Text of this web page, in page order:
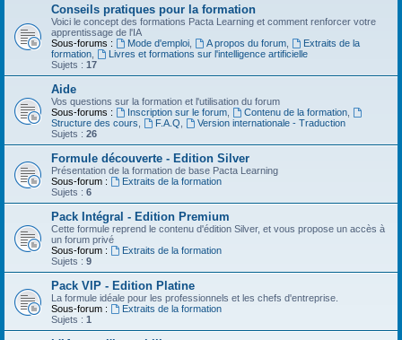
Conseils pratiques pour la formation
Voici le concept des formations Pacta Learning et comment renforcer votre
apprentissage de l'IA
Sous-forums :
Mode d'emploi, A propos du forum,
Extraits de la
formation
Livres et formations sur l'intelligence artificielle
Sujets : 17
Aide
Vos questions sur la formation et l'utilisation du forum
Sous-forums :
Inscription sur le forum, Contenu de la formation,
Structure des cours
F.A.Q
Version internationale - Traduction
Sujets : 26
Formule découverte - Edition Silver
Présentation de la formation de base Pacta Learning
Sous-forum :
Extraits de la formation
Sujets : 6
Pack Intégral - Edition Premium
Cette formule reprend le contenu d'édition Silver, et vous propose un accès à
un forum privé
Sous-forum :
Extraits de la formation
Sujets : 9
Pack VIP - Edition Platine
La formule idéale pour les professionnels et les chefs d'entreprise.
Sous-forum :
Extraits de la formation
Sujets : 1